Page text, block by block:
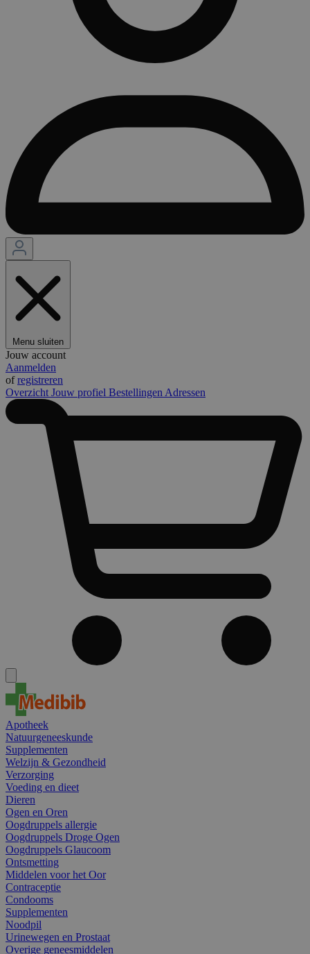
Menu sluiten
Jouw account
Aanmelden
ofregistreren
Overzicht Jouw profiel Bestellingen Adressen
Apotheek
Natuurgeneeskunde
Supplementen
Welzijn & Gezondheid
Verzorging
Voeding en dieet
Dieren
Ogen en Oren
Oogdruppels allergie
Oogdruppels Droge Ogen
Oogdruppels Glaucoom
Ontsmetting
Middelen voor het Oor
Contraceptie
Condooms
Supplementen
Noodpil
Urinewegen en Prostaat
Overige geneesmiddelen